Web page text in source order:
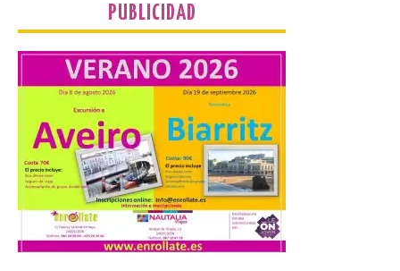
fuera del juego
El profesorado de la
Facultad de Ciencias de la
Actividad Física y del
Deporte de la ULE diseña
una propuesta que
combina acción rápida, toma de
decisiones y colaboración estratégica sin
que ningún participante quede excluido
del juego. GEO-Arena nace […]
PUBLICIDAD